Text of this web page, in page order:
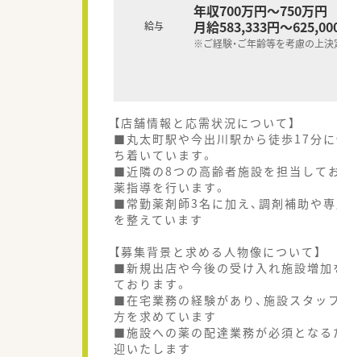
給与
年収700万円～750万円
月給583,333円～
※ご経験・ご年齢等を考慮の上決
【店舗情報と応需状況について】
■丸太町駅や今出川駅から徒歩17分
ち着いています。
■近隣の8つの高齢者施設を担当して
薬指導を行います。
■常勤薬剤師3名に加え、調剤補助や
を整えています
【募集背景と求める人物像について】
■新規出店や今後の受け入れ施設増加
ております。
■在宅業務の経験があり、施設スタッ
方を求めています
■施設への薬の配達業務が必須となる
迎いたします